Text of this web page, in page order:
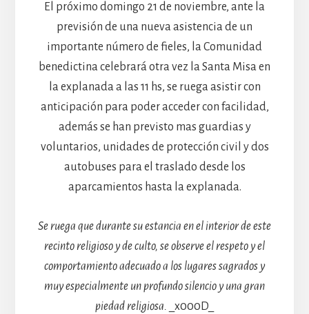
El próximo domingo 21 de noviembre, ante la
previsión de una nueva asistencia de un
importante número de fieles, la Comunidad
benedictina celebrará otra vez la Santa Misa en
la explanada a las 11 hs, se ruega asistir con
anticipación para poder acceder con facilidad,
además se han previsto mas guardias y
voluntarios, unidades de protección civil y dos
autobuses para el traslado desde los
aparcamientos hasta la explanada.
Se ruega que durante su estancia en el interior de este
recinto religioso y de culto, se observe el respeto y el
comportamiento adecuado a los lugares sagrados y
muy especialmente un profundo silencio y una gran
piedad religiosa.
_x000D_